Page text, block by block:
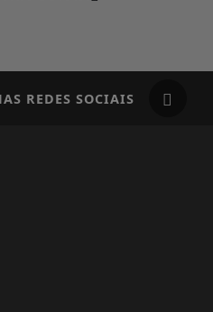
REDES SOCIAIS